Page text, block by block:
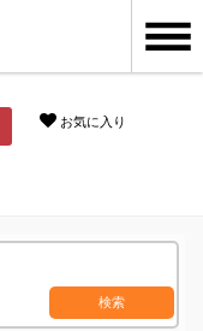
お気に入り
検索